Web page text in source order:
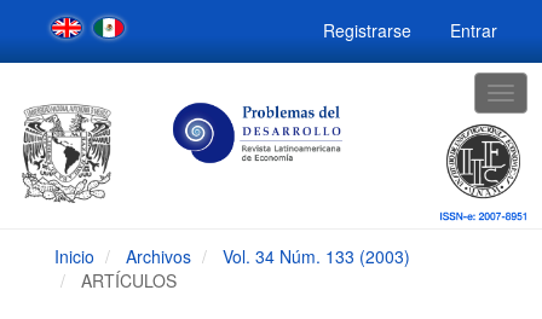
Navegación
principal
Contenido
Barra
lateral
Registrarse Entrar
Inicio Archivos
Vol. 34 Núm. 133 (2003)
ARTÍCULOS